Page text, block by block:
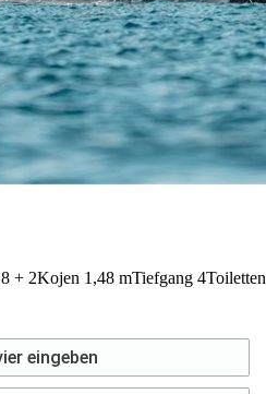
8 + 2Kojen 1,48 mTiefgang 4Toiletten